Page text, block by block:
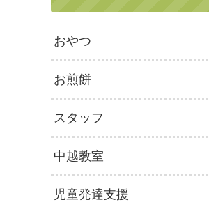
おやつ
お煎餅
スタッフ
中越教室
児童発達支援